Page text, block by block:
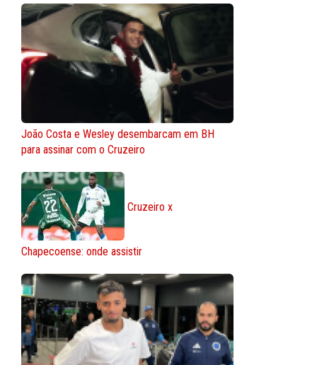
João Costa e Wesley desembarcam em BH
para assinar com o Cruzeiro
Cruzeiro x
Chapecoense: onde assistir